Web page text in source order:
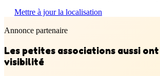
Mettre à jour la localisation
Annonce partenaire
Les petites associations aussi
visibilité